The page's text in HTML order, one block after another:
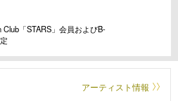
「STARS」会員およびB-
アーティスト情報